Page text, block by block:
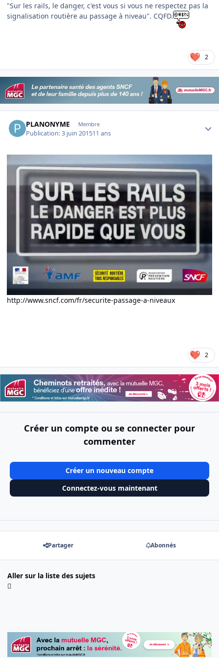
​"Sur les rails, le danger, c'est vous si vous ne respectez pas la
signalisation routière au passage à niveau". CQFD.
2
PLANONYME Membre
Publication:3 juin 201511 ans
http://www.sncf.com/fr/securite-passage-a-niveaux
2
Créer un compte ou se connecter pour
commenter
Créer un nouveau compte
Connectez-vous maintenant
Partager Abonnés
Aller sur la liste des sujets